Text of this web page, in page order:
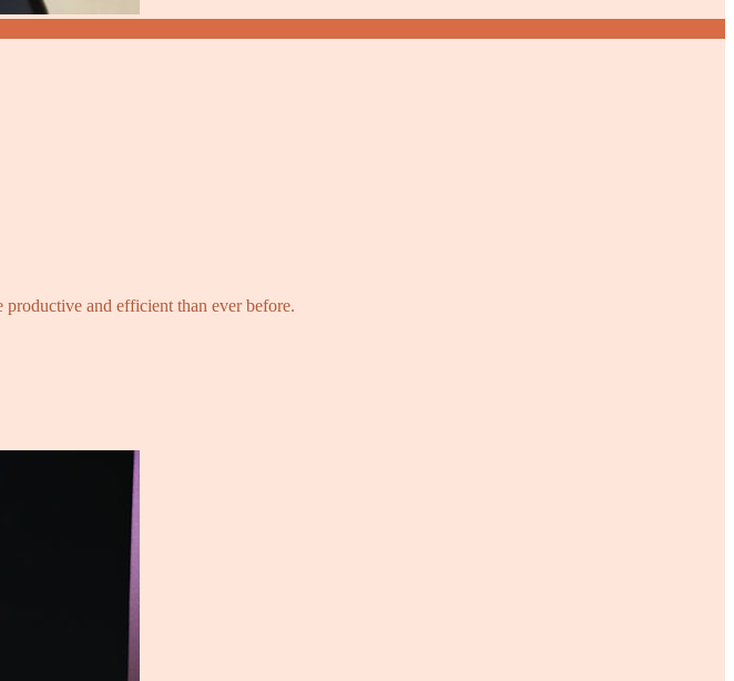
and efficient than ever before.